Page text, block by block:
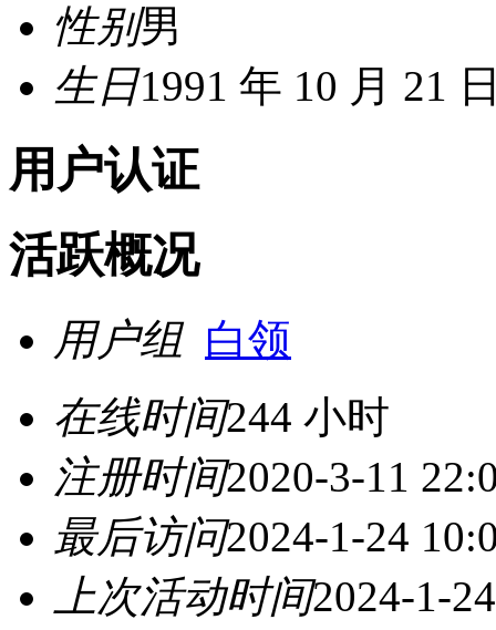
性别男
生日1991 年 10 月 21
用户认证
活跃概况
用户组 白领
在线时间244 小时
注册时间2020-3-11
最后访问2024-1-24
上次活动时间2024-1-